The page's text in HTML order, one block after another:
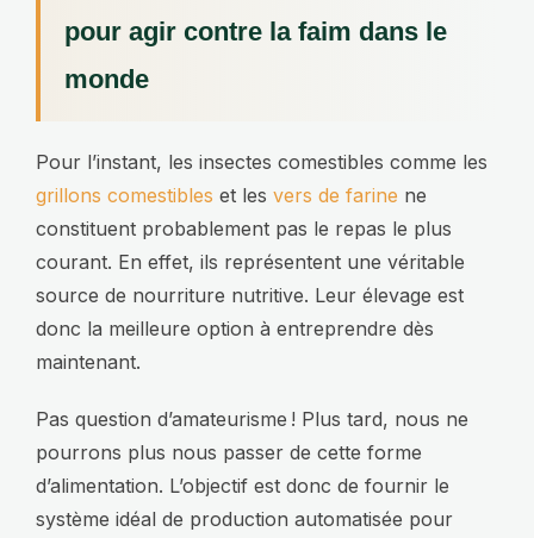
pour agir contre la faim dans le
monde
Pour l’instant, les insectes comestibles comme les
grillons comestibles et les vers de farine ne
constituent probablement pas le repas le plus
courant. En effet, ils représentent une véritable
source de nourriture nutritive. Leur élevage est
donc la meilleure option à entreprendre dès
maintenant.
Pas question d’amateurisme ! Plus tard, nous ne
pourrons plus nous passer de cette forme
d’alimentation. L’objectif est donc de fournir le
système idéal de production automatisée pour